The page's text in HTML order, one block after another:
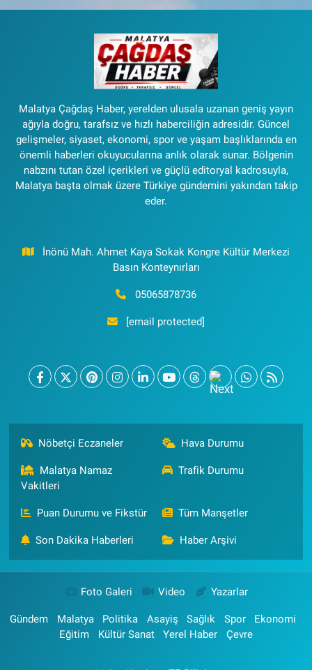
Malatya Çağdaş Haber, yerelden ulusala uzanan geniş yayın
ağıyla doğru, tarafsız ve hızlı haberciliğin adresidir. Güncel
gelişmeler, siyaset, ekonomi, spor ve yaşam başlıklarında en
önemli haberleri okuyucularına anlık olarak sunar. Bölgenin
nabzını tutan özel içerikleri ve güçlü editoryal kadrosuyla,
Malatya başta olmak üzere Türkiye gündemini yakından takip
eder.
İnönü Mah. Ahmet Kaya Sokak Kongre Kültür Merkezi
Basın Konteynırları
05065878736
[email protected]
Nöbetçi Eczaneler Hava Durumu
Malatya Namaz
Vakitleri
Trafik Durumu
Puan Durumu ve Fikstür Tüm Manşetler
Son Dakika Haberleri Haber Arşivi
Foto Galeri Video Yazarlar
Gündem Malatya Politika Asayiş Sağlık Spor
Ekonomi
Eğitim
Kültür Sanat Yerel Haber Çevre